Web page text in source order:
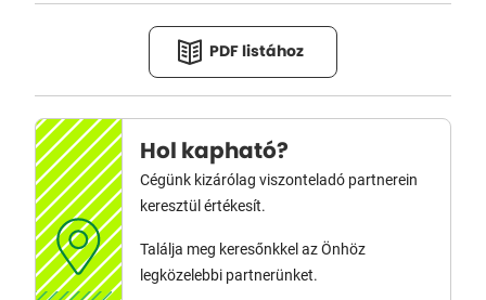
PDF listához
Hol kapható?
Cégünk kizárólag viszonteladó partnerein
keresztül értékesít.
Találja meg keresőnkkel az Önhöz
legközelebbi partnerünket.